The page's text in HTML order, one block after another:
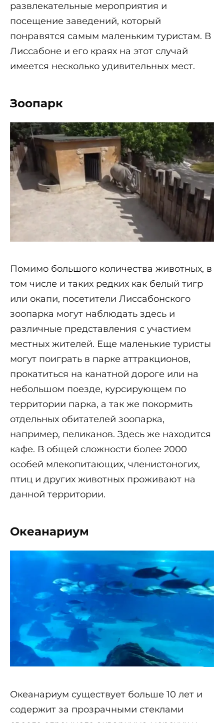
развлекательные мероприятия и
посещение заведений, который
понравятся самым маленьким туристам. В
Лиссабоне и его краях на этот случай
имеется несколько удивительных мест.
Зоопарк
Помимо большого количества животных, в
том числе и таких редких как белый тигр
или окапи, посетители Лиссабонского
зоопарка могут наблюдать здесь и
различные представления с участием
местных жителей. Еще маленькие туристы
могут поиграть в парке аттракционов,
прокатиться на канатной дороге или на
небольшом поезде, курсирующем по
территории парка, а так же покормить
отдельных обитателей зоопарка,
например, пеликанов. Здесь же находится
кафе. В общей сложности более 2000
особей млекопитающих, членистоногих,
птиц и других животных проживают на
данной территории.
Океанариум
Океанариум существует больше 10 лет и
содержит за прозрачными стеклами